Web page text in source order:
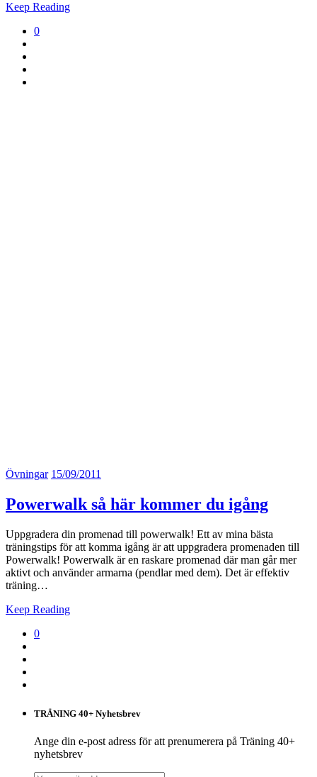
Keep Reading
0
Övningar 15/09/2011
Powerwalk så här kommer du igång
Uppgradera din promenad till powerwalk! Ett av mina bästa
träningstips för att komma igång är att uppgradera promenaden till
Powerwalk! Powerwalk är en raskare promenad där man går mer
aktivt och använder armarna (pendlar med dem). Det är effektiv
träning…
Keep Reading
0
TRÄNING 40+ Nyhetsbrev
Ange din e-post adress för att prenumerera på Träning 40+
nyhetsbrev